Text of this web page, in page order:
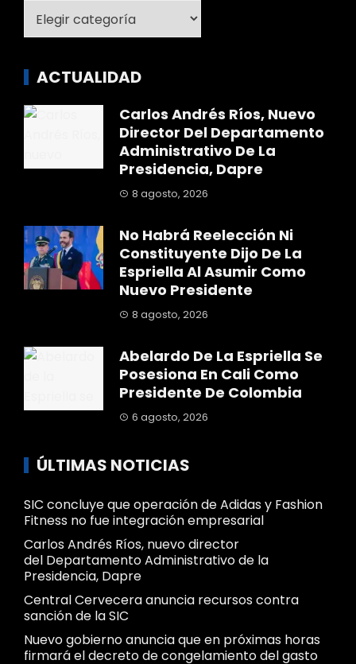
ACTUALIDAD
Carlos Andrés Ríos, Nuevo
Director Del Departamento
Administrativo De La
Presidencia, Dapre
8 agosto, 2026
No Habrá Reelección Ni
Constituyente Dijo De La
Espriella Al Asumir Como
Nuevo Presidente
8 agosto, 2026
Abelardo De La Espriella Se
Posesiona En Cali Como
Presidente De Colombia
6 agosto, 2026
ÚLTIMAS NOTICIAS
SIC concluye que operación de Adidas y Fashion
Fitness no fue integración empresarial
Carlos Andrés Ríos, nuevo director
del Departamento Administrativo de la
Presidencia, Dapre
Central Cervecera anuncia recursos contra
sanción de la SIC
Nuevo gobierno anuncia que en próximas horas
firmará el decreto de congelamiento del gasto